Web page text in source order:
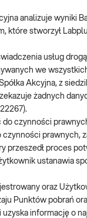
analizuje wyniki
stworzył
usług
we
Akcyjna, z
żadnych
do czynności
czynności prawnych,
proces
ustanawia
oraz
Punktów pobrań
informację o